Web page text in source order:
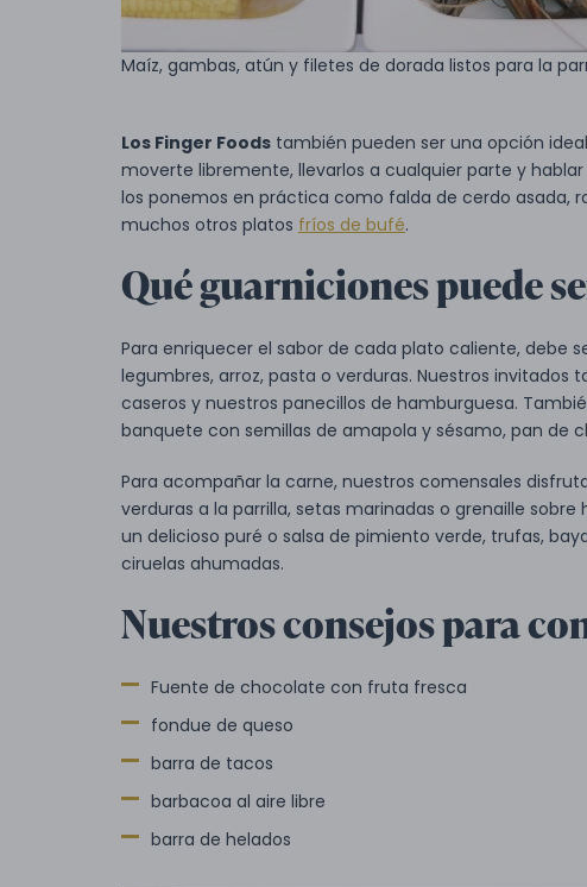
Maíz, gambas, atún y filetes de dorada listos para la
Los Finger Foods también pueden ser una opción
moverte libremente, llevarlos a cualquier parte y
los ponemos en práctica como falda de cerdo asada,
muchos otros platos fríos de bufé.
Qué guarniciones puede
Para enriquecer el sabor de cada plato caliente, debe
legumbres, arroz, pasta o verduras. Nuestros
caseros y nuestros panecillos de hamburguesa.
banquete con semillas de amapola y sésamo, pan de
Para acompañar la carne, nuestros comensales
verduras a la parrilla, setas marinadas o grenaille
un delicioso puré o salsa de pimiento verde, trufas,
ciruelas ahumadas.
Nuestros consejos para
Fuente de chocolate con fruta fresca
fondue de queso
barra de tacos
barbacoa al aire libre
barra de helados